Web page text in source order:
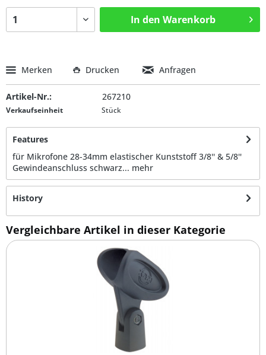
In den Warenkorb
Merken Drucken Anfragen
Artikel-Nr.: 267210
Verkaufseinheit Stück
Features
für Mikrofone 28-34mm elastischer Kunststoff 3/8'' & 5/8''
Gewindeanschluss schwarz... mehr
History
Vergleichbare Artikel in dieser Kategorie